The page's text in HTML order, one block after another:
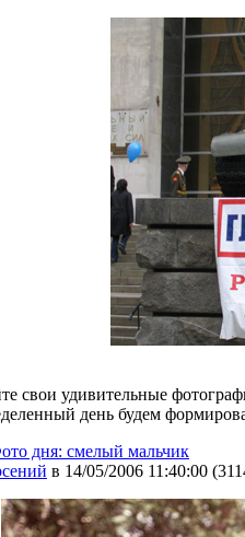
свои удивительные
день будем
дня: смелый мальчик
в 14/05/2006 11:40:00 (